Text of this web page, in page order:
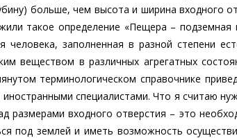
больше, чем высота и ширина входного
такое определение «Пещера –
человека, заполненная в разной степени
веществом в различных агрегатных
терминологическом справочнике
специалистами. Что я считаю
размерами входного отверстия – это
под землей и иметь возможность